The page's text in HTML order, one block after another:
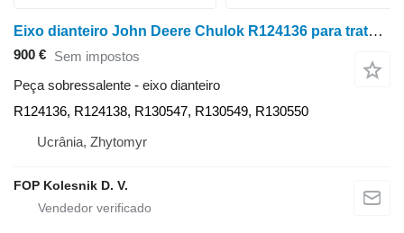
Eixo dianteiro John Deere Chulok R124136 para trator de rodas John Deere 8400
900 € Sem impostos
Peça sobressalente - eixo dianteiro
R124136, R124138, R130547, R130549, R130550
Ucrânia, Zhytomyr
FOP Kolesnik D. V.